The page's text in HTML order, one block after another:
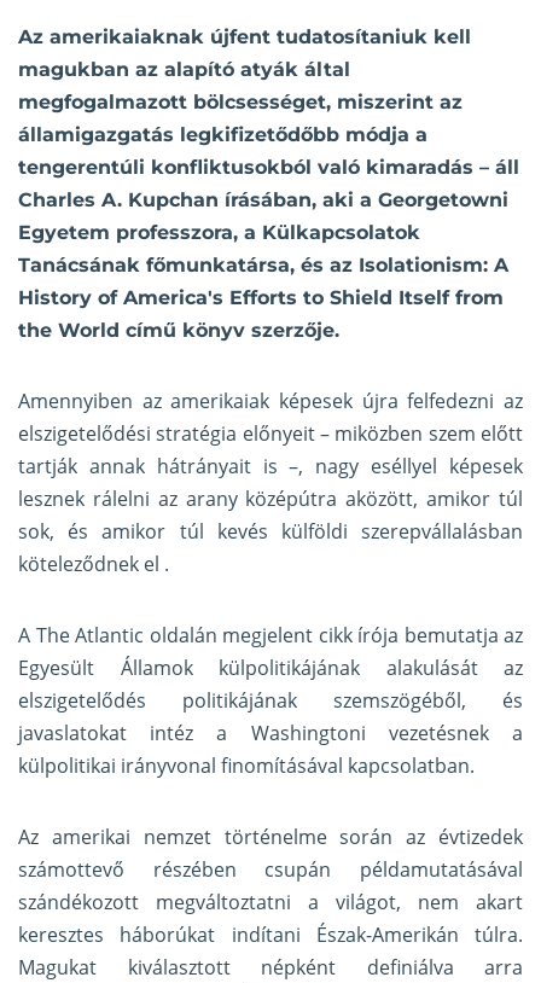
Az amerikaiaknak újfent tudatosítaniuk kell
magukban az alapító atyák által
megfogalmazott bölcsességet, miszerint az
államigazgatás legkifizetődőbb módja a
tengerentúli konfliktusokból való kimaradás – áll
Charles A. Kupchan írásában, aki a Georgetowni
Egyetem professzora, a Külkapcsolatok
Tanácsának főmunkatársa, és az Isolationism: A
History of America's Efforts to Shield Itself from
the World című könyv szerzője.
Amennyiben az amerikaiak képesek újra felfedezni az
elszigetelődési stratégia előnyeit – miközben szem előtt
tartják annak hátrányait is –, nagy eséllyel képesek
lesznek rálelni az arany középútra aközött, amikor túl
sok, és amikor túl kevés külföldi szerepvállalásban
köteleződnek el .
A The Atlantic oldalán megjelent cikk írója bemutatja az
Egyesült Államok külpolitikájának alakulását az
elszigetelődés politikájának szemszögéből, és
javaslatokat intéz a Washingtoni vezetésnek a
külpolitikai irányvonal finomításával kapcsolatban.
Az amerikai nemzet történelme során az évtizedek
számottevő részében csupán példamutatásával
szándékozott megváltoztatni a világot, nem akart
keresztes háborúkat indítani Észak-Amerikán túlra.
Magukat kiválasztott népként definiálva arra